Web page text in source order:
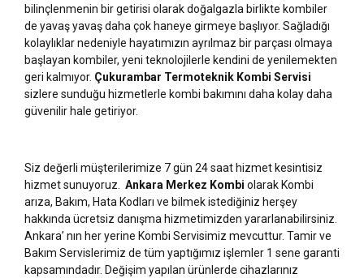
bilinçlenmenin bir getirisi olarak doğalgazla birlikte kombiler
de yavaş yavaş daha çok haneye girmeye başlıyor. Sağladığı
kolaylıklar nedeniyle hayatımızın ayrılmaz bir parçası olmaya
başlayan kombiler, yeni teknolojilerle kendini de yenilemekten
geri kalmıyor. Çukurambar Termoteknik Kombi Servisi
sizlere sunduğu hizmetlerle kombi bakımını daha kolay daha
güvenilir hale getiriyor.
Siz değerli müşterilerimize 7 gün 24 saat hizmet kesintisiz
hizmet sunuyoruz. Ankara Merkez Kombi olarak Kombi
arıza, Bakım, Hata Kodları ve bilmek istediğiniz herşey
hakkında ücretsiz danışma hizmetimizden yararlanabilirsiniz.
Ankara’ nın her yerine Kombi Servisimiz mevcuttur. Tamir ve
Bakım Servislerimiz de tüm yaptığımız işlemler 1 sene garanti
kapsamındadır. Değişim yapılan ürünlerde cihazlarınız